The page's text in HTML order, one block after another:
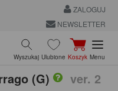
ZALOGUJ
NEWSLETTER
Wyszukaj Ulubione Koszyk Menu
(G) ver. 2